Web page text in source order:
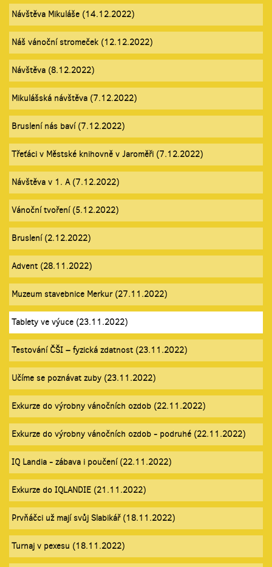
Návštěva Mikuláše (14.12.2022)
Náš vánoční stromeček (12.12.2022)
Návštěva (8.12.2022)
Mikulášská návštěva (7.12.2022)
Bruslení nás baví (7.12.2022)
Třeťáci v Městské knihovně v Jaroměři (7.12.2022)
Návštěva v 1. A (7.12.2022)
Vánoční tvoření (5.12.2022)
Bruslení (2.12.2022)
Advent (28.11.2022)
Muzeum stavebnice Merkur (27.11.2022)
Tablety ve výuce (23.11.2022)
Testování ČŠI – fyzická zdatnost (23.11.2022)
Učíme se poznávat zuby (23.11.2022)
Exkurze do výrobny vánočních ozdob (22.11.2022)
Exkurze do výrobny vánočních ozdob - podruhé (22.11.2022)
IQ Landia - zábava i poučení (22.11.2022)
Exkurze do IQLANDIE (21.11.2022)
Prvňáčci už mají svůj Slabikář (18.11.2022)
Turnaj v pexesu (18.11.2022)